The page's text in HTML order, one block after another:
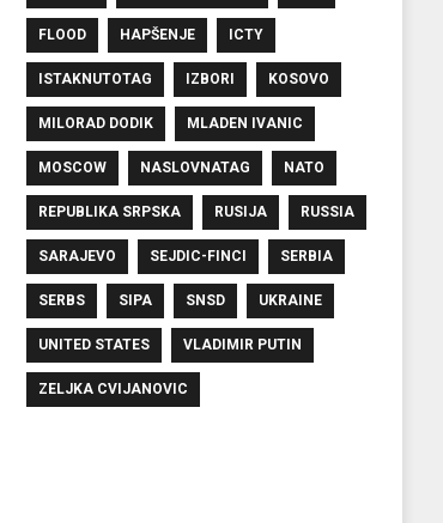
FLOOD HAPŠENJE ICTY
ISTAKNUTOTAG IZBORI KOSOVO
MILORAD DODIK MLADEN IVANIC
MOSCOW NASLOVNATAG NATO
REPUBLIKA SRPSKA RUSIJA RUSSIA
SARAJEVO SEJDIC-FINCI SERBIA
SERBS SIPA SNSD UKRAINE
UNITED STATES VLADIMIR PUTIN
ZELJKA CVIJANOVIC